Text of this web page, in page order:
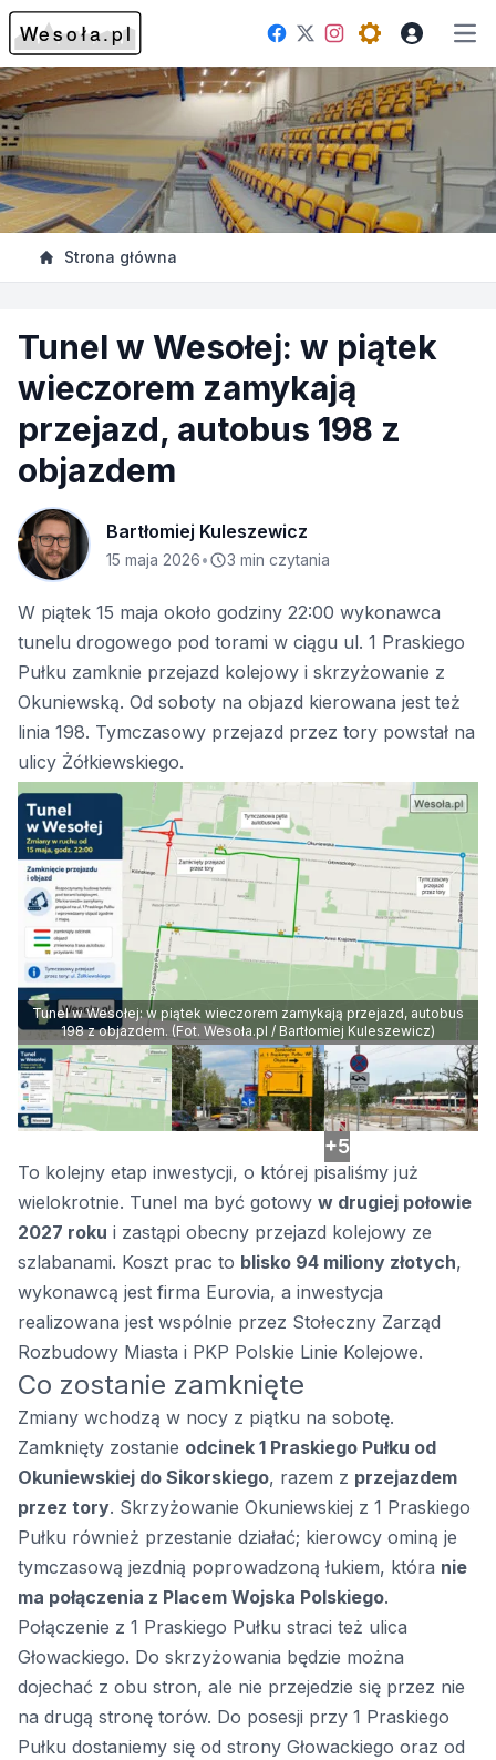
Facebook
TwitterInstagram
Open theme
Strona główna
Tunel w Wesołej: w piątek
wieczorem zamykają
przejazd, autobus 198 z
objazdem
Bartłomiej Kuleszewicz
15 maja 2026• 3 min czytania
W piątek 15 maja około godziny 22:00 wykonawca
tunelu drogowego pod torami w ciągu ul. 1 Praskiego
Pułku zamknie przejazd kolejowy i skrzyżowanie z
Okuniewską. Od soboty na objazd kierowana jest też
linia 198. Tymczasowy przejazd przez tory powstał na
ulicy Żółkiewskiego.
Tunel w Wesołej: w piątek wieczorem zamykają przejazd, autobus
198 z objazdem. (Fot. Wesoła.pl / Bartłomiej Kuleszewicz)
+5
To kolejny etap inwestycji, o której pisaliśmy już
wielokrotnie. Tunel ma być gotowy w drugiej połowie
2027 roku i zastąpi obecny przejazd kolejowy ze
szlabanami. Koszt prac to blisko 94 miliony złotych,
wykonawcą jest firma Eurovia, a inwestycja
realizowana jest wspólnie przez Stołeczny Zarząd
Rozbudowy Miasta i PKP Polskie Linie Kolejowe.
Co zostanie zamknięte
Zmiany wchodzą w nocy z piątku na sobotę.
Zamknięty zostanie odcinek 1 Praskiego Pułku od
Okuniewskiej do Sikorskiego, razem z przejazdem
przez tory. Skrzyżowanie Okuniewskiej z 1 Praskiego
Pułku również przestanie działać; kierowcy ominą je
tymczasową jezdnią poprowadzoną łukiem, która nie
ma połączenia z Placem Wojska Polskiego.
Połączenie z 1 Praskiego Pułku straci też ulica
Głowackiego. Do skrzyżowania będzie można
dojechać z obu stron, ale nie przejedzie się przez nie
na drugą stronę torów. Do posesji przy 1 Praskiego
Pułku dostaniemy się od strony Głowackiego oraz od